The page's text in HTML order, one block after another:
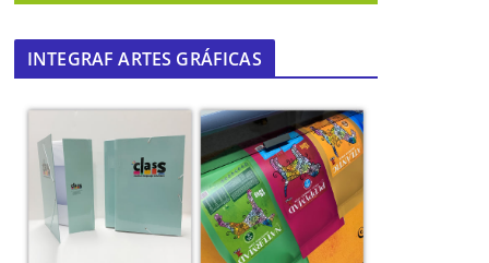
INTEGRAF ARTES GRÁFICAS